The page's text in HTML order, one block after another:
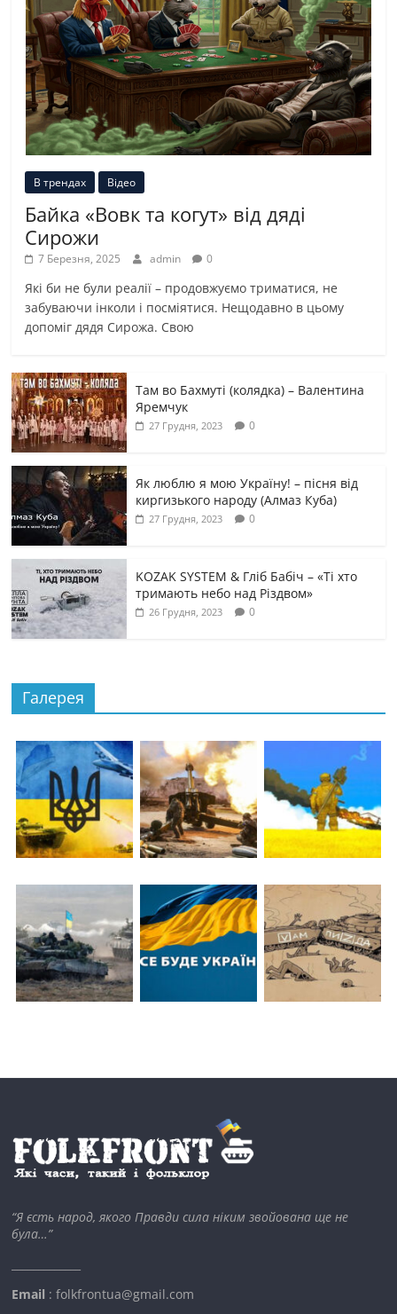
В трендах Відео
Байка «Вовк та когут» від дяді
Сирожи
7 Березня, 2025 admin 0
Які би не були реалії – продовжуємо триматися, не
забуваючи інколи і посміятися. Нещодавно в цьому
допоміг дядя Сирожа. Свою
Там во Бахмуті (колядка) – Валентина
Яремчук
27 Грудня, 2023 0
Як люблю я мою Україну! – пісня від
киргизького народу (Алмаз Куба)
27 Грудня, 2023 0
KOZAK SYSTEM & Гліб Бабіч – «Ті хто
тримають небо над Різдвом»
26 Грудня, 2023 0
Галерея
“Я єсть народ, якого Правди сила ніким звойована ще не
була…”
Email : folkfrontua@gmail.com